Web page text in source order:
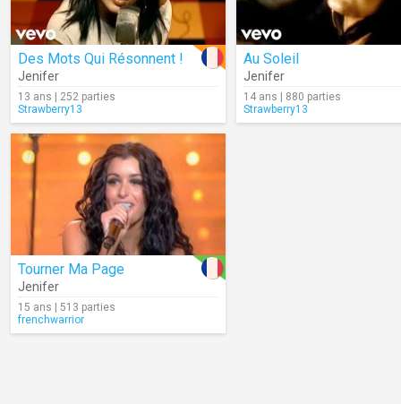
Des Mots Qui Résonnent !
Jenifer
13 ans | 252 parties
Strawberry13
Au Soleil
Jenifer
14 ans | 880 parties
Strawberry13
Tourner Ma Page
Jenifer
15 ans | 513 parties
frenchwarrior